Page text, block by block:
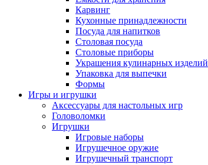
Карвинг
Кухонные принадлежности
Посуда для напитков
Столовая посуда
Столовые приборы
Украшения кулинарных изделий
Упаковка для выпечки
Формы
Игры и игрушки
Аксессуары для настольных игр
Головоломки
Игрушки
Игровые наборы
Игрушечное оружие
Игрушечный транспорт